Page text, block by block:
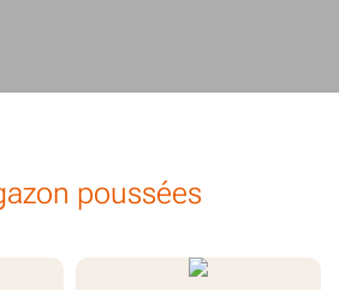
poussées